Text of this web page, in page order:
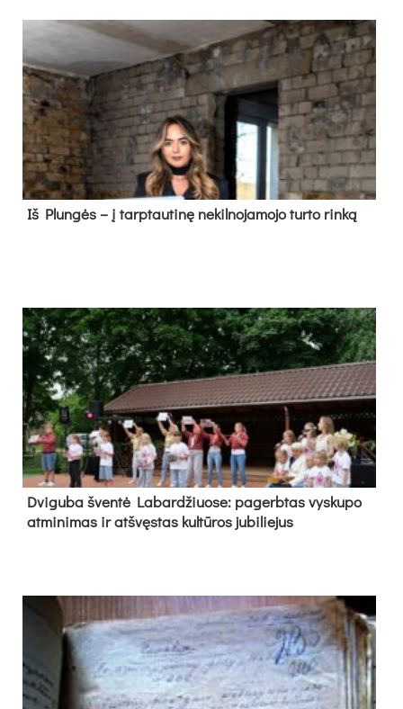
Iš Plungės – į tarptautinę nekilnojamojo turto rinką
Dvi­gu­ba šven­tė La­bar­džiuo­se: pa­gerb­tas vys­ku­po
at­mi­ni­mas ir at­švęs­tas kul­tū­ros ju­bi­lie­jus